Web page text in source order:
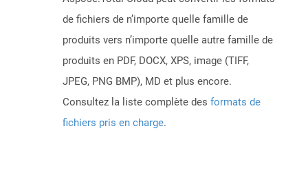
de fichiers de n’importe quelle famille de
produits vers n’importe quelle autre famille de
produits en PDF, DOCX, XPS, image (TIFF,
JPEG, PNG BMP), MD et plus encore.
Consultez la liste complète des formats de
fichiers pris en charge.